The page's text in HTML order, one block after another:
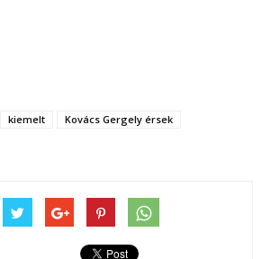
kiemelt
Kovács Gergely érsek